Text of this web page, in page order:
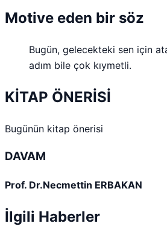
Motive eden bir söz
Bugün, gelecekteki sen için
adım bile çok kıymetli.
KİTAP ÖNERİSİ
Bugünün kitap önerisi
DAVAM
Prof. Dr.Necmettin ERBAKAN
İlgili Haberler